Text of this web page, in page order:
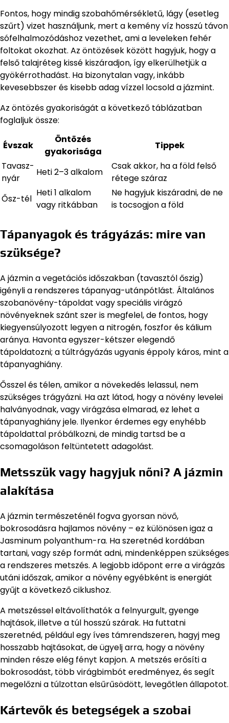
Fontos, hogy mindig szobahőmérsékletű, lágy (esetleg
szűrt) vizet használjunk, mert a kemény víz hosszú távon
sófelhalmozódáshoz vezethet, ami a leveleken fehér
foltokat okozhat. Az öntözések között hagyjuk, hogy a
felső talajréteg kissé kiszáradjon, így elkerülhetjük a
gyökérrothadást. Ha bizonytalan vagy, inkább
kevesebbszer és kisebb adag vízzel locsold a jázmint.
Az öntözés gyakoriságát a következő táblázatban
foglaljuk össze:
Évszak
Öntözés
gyakorisága
Tippek
Tavasz-
nyár
Heti 2–3 alkalom
Csak akkor, ha a föld felső
rétege száraz
Ősz-tél
Heti 1 alkalom
vagy ritkábban
Ne hagyjuk kiszáradni, de ne
is tocsogjon a föld
Tápanyagok és trágyázás: mire van
szüksége?
A jázmin a vegetációs időszakban (tavasztól őszig)
igényli a rendszeres tápanyag-utánpótlást. Általános
szobanövény-tápoldat vagy speciális virágzó
növényeknek szánt szer is megfelel, de fontos, hogy
kiegyensúlyozott legyen a nitrogén, foszfor és kálium
aránya. Havonta egyszer-kétszer elegendő
tápoldatozni; a túltrágyázás ugyanis éppoly káros, mint a
tápanyaghiány.
Ősszel és télen, amikor a növekedés lelassul, nem
szükséges trágyázni. Ha azt látod, hogy a növény levelei
halványodnak, vagy virágzása elmarad, ez lehet a
tápanyaghiány jele. Ilyenkor érdemes egy enyhébb
tápoldattal próbálkozni, de mindig tartsd be a
csomagoláson feltüntetett adagolást.
Metsszük vagy hagyjuk nőni? A jázmin
alakítása
A jázmin természeténél fogva gyorsan növő,
bokrosodásra hajlamos növény – ez különösen igaz a
Jasminum polyanthum-ra. Ha szeretnéd kordában
tartani, vagy szép formát adni, mindenképpen szükséges
a rendszeres metszés. A legjobb időpont erre a virágzás
utáni időszak, amikor a növény egyébként is energiát
gyűjt a következő ciklushoz.
A metszéssel eltávolíthatók a felnyurgult, gyenge
hajtások, illetve a túl hosszú szárak. Ha futtatni
szeretnéd, például egy íves támrendszeren, hagyj meg
hosszabb hajtásokat, de ügyelj arra, hogy a növény
minden része elég fényt kapjon. A metszés erősíti a
bokrosodást, több virágbimbót eredményez, és segít
megelőzni a túlzottan elsűrűsödött, levegőtlen állapotot.
Kártevők és betegségek a szobai